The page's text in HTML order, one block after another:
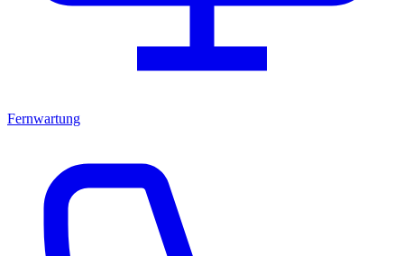
Fernwartung